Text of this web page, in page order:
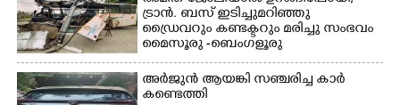
ട്രാൻ. ബസ് ഇടിച്ചുമറിഞ്ഞു
ഡ്രൈവറും കണ്ടക്ടറും മരിച്ചു സംഭവം
മൈസൂരു -ബെംഗളൂരു
ദേശീയപാതയിൽ 20 പേർക്ക് പരിക്ക്,
നാലു പേരുടെ നില ഗുരുതരം
അർജുൻ ആയങ്കി സഞ്ചരിച്ച കാർ
കണ്ടെത്തി